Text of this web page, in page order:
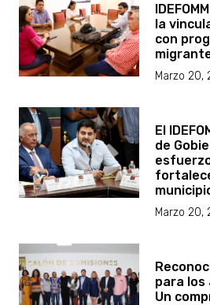
la
con
Marzo 20,
El
de
Marzo 20,
para los
Un